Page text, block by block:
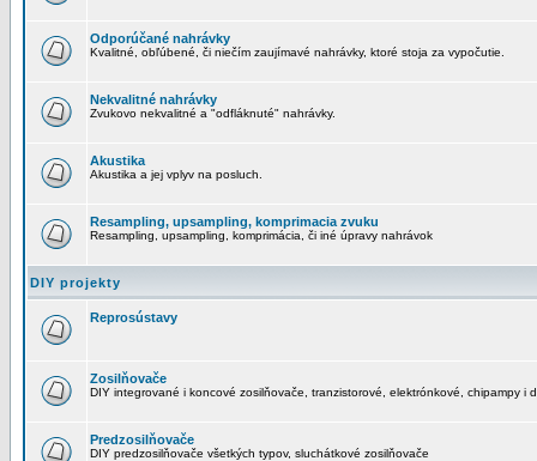
Odporúčané nahrávky
Kvalitné, obľúbené, či niečím zaujímavé nahrávky, ktoré stoja za vypočutie.
Nekvalitné nahrávky
Zvukovo nekvalitné a "odfláknuté" nahrávky.
Akustika
Akustika a jej vplyv na posluch.
Resampling, upsampling, komprimacia zvuku
Resampling, upsampling, komprimácia, či iné úpravy nahrávok
DIY projekty
Reprosústavy
Zosilňovače
DIY integrované i koncové zosilňovače, tranzistorové, elektrónkové, chipampy i
Predzosilňovače
DIY predzosilňovače všetkých typov, sluchátkové zosilňovače